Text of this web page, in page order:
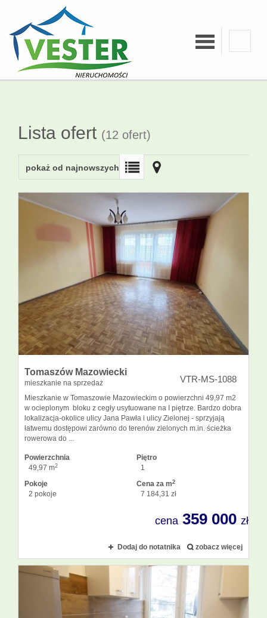
O firmie
Kalkulatory
Kontakt
Notatnik
Lista ofert (12 ofert)
pokaż od najnowszych
Tomaszów Mazowiecki
mieszkanie na sprzedaż VTR-MS-1088
Mieszkanie w Tomaszowie Mazowieckim o powierzchni 49,97 m2
w ocieplonym bloku z cegły usytuowane na I piętrze. Bardzo dobra
lokalizacja-okolice ulicy Jana Pawła i ulicy Zielonej - sprzyjają
łatwemu dostępowi zarówno do terenów zielonych m.in. ścieżka
rowerowa do ...
Powierzchnia
49,97 m2
Piętro
1
Pokoje
2 pokoje
Cena za m2
7 184,31 zł
cena 359 000 zł
Dodaj do notatnika zobacz więcej